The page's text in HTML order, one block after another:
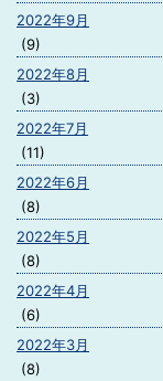
2022年9月
(9)
2022年8月
(3)
2022年7月
(11)
2022年6月
(8)
2022年5月
(8)
2022年4月
(6)
2022年3月
(8)